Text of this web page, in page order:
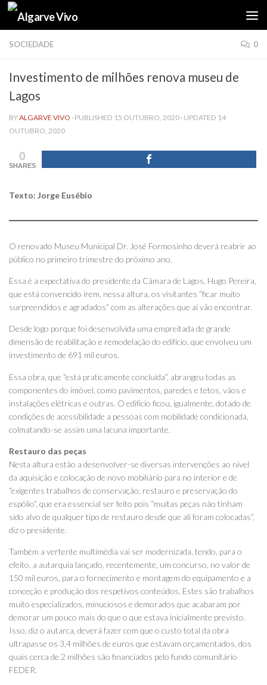
Skip to content
SOCIEDADE 0
Investimento de milhões renova museu de
Lagos
BYALGARVE VIVO · PUBLISHED 15 OUTUBRO, 2020 · UPDATED 14
OUTUBRO, 2020
0
SHARES
Texto: Jorge Eusébio
O renovado Museu Municipal Dr. José Formosinho deverá reabrir ao
público no primeiro trimestre do próximo ano.
Essa é a expectativa do presidente da Câmara de Lagos, Hugo Pereira,
que está convencido irem, nessa altura, os visitantes “ficar muito
surpreendidos e agradados” com as alterações que aí vão encontrar.
Desde logo porque foi desenvolvida uma empreitada de grande
dimensão de reabilitação e remodelação do edifício, que envolveu um
investimento de 691 mil euros.
Essa obra, que “está praticamente concluída”, abrangeu todas as
componentes do imóvel, como pavimentos, paredes e tetos, vãos e
instalações elétricas e outras. O edifício ficou, igualmente, dotado de
condições de acessibilidade a pessoas com mobilidade condicionada,
colmatando-se assim uma lacuna importante.
Restauro das peças
Nesta altura estão a desenvolver-se diversas intervenções ao nível
da aquisição e colocação de novo mobiliário para no interior e de
“exigentes trabalhos de conservação, restauro e preservação do
espólio”, que era essencial ser feito pois “muitas peças não tinham
sido alvo de qualquer tipo de restauro desde que ali foram colocadas”,
diz o presidente.
Também a vertente multimédia vai ser modernizada, tendo, para o
efeito, a autarquia lançado, recentemente, um concurso, no valor de
150 mil euros, para o fornecimento e montagem do equipamento e a
conceção e produção dos respetivos conteúdos. Estes são trabalhos
muito especializados, minuciosos e demorados que acabaram por
demorar um pouco mais do que o que estava inicialmente previsto.
Isso, diz o autarca, deverá fazer com que o custo total da obra
ultrapasse os 3,4 milhões de euros que estavam orçamentados, dos
quais cerca de 2 milhões são financiados pelo fundo comunitário
FEDER.